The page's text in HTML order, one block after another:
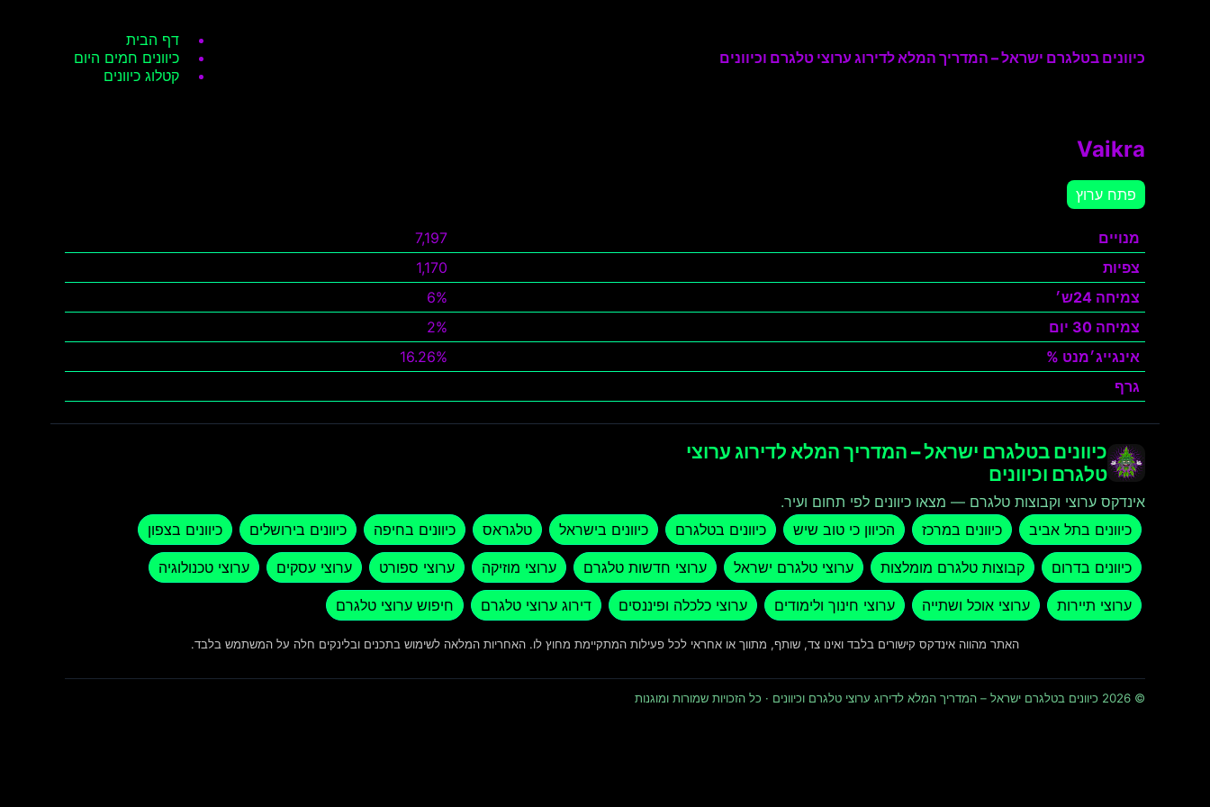
כיוונים בטלגרם ישראל – המדריך המלא לדירוג ערוצי טלגרם וכיוונים
דף הבית
כיוונים חמים היום
קטלוג כיוונים
Vaikra
פתח ערוץ
מנויים
7,197
צפיות
1,170
צמיחה 24ש׳
6%
צמיחה 30 יום
2%
אינגייג׳מנט %
16.26%
גרף
כיוונים בטלגרם ישראל – המדריך המלא לדירוג ערוצי
טלגרם וכיוונים
אינדקס ערוצי וקבוצות טלגרם — מצאו כיוונים לפי תחום ועיר.
כיוונים בתל אביב
כיוונים במרכז הכיוון כי טוב שיש כיוונים בטלגרם כיוונים בישראל טלגראס כיוונים בחיפה כיוונים בירושלים כיוונים בצפון
כיוונים בדרום קבוצות טלגרם מומלצות ערוצי טלגרם ישראל ערוצי חדשות טלגרם ערוצי מוזיקה ערוצי ספורט ערוצי עסקים ערוצי טכנולוגיה
ערוצי תיירות ערוצי אוכל ושתייה ערוצי חינוך ולימודים ערוצי כלכלה ופיננסים דירוג ערוצי טלגרם חיפוש ערוצי טלגרם
האתר מהווה אינדקס קישורים בלבד ואינו צד, שותף, מתווך או אחראי לכל פעילות המתקיימת מחוץ לו. האחריות המלאה לשימוש בתכנים ובלינקים חלה על המשתמש בלבד.
© 2026 כיוונים בטלגרם ישראל – המדריך המלא לדירוג ערוצי טלגרם וכיוונים · כל הזכויות שמורות ומוגנות